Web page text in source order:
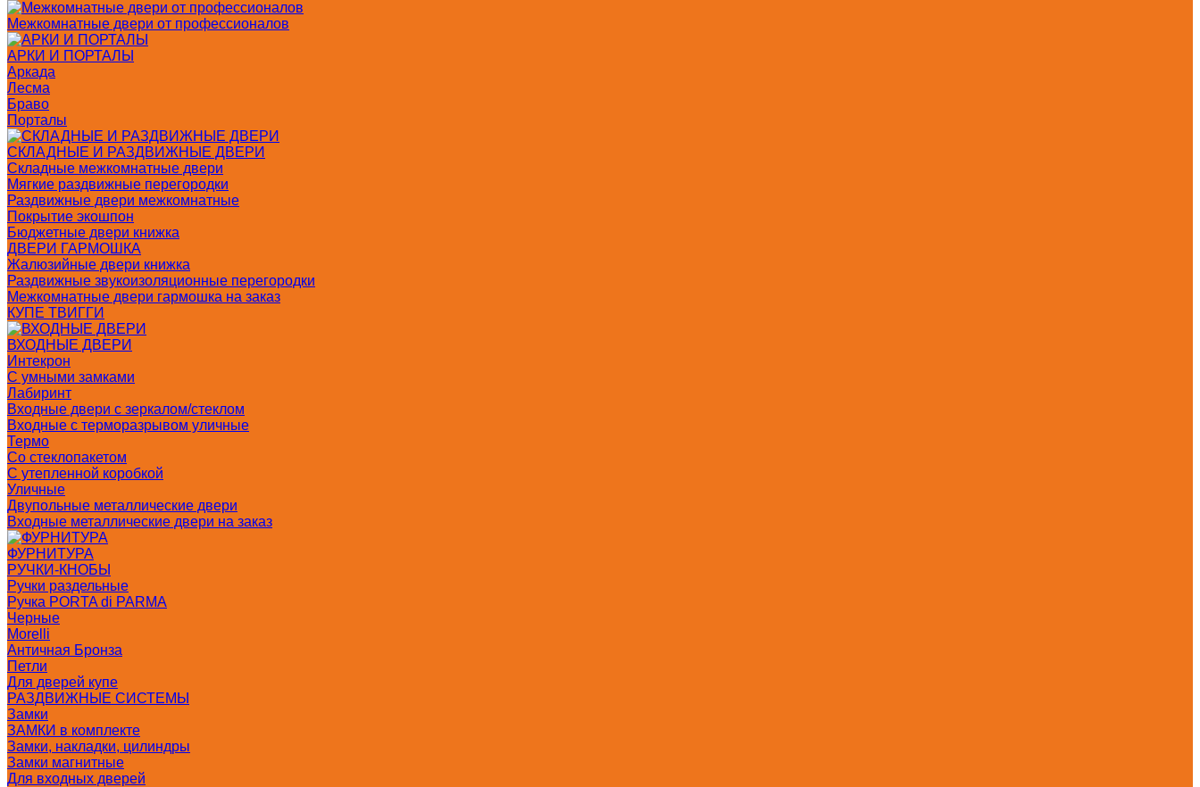
Межкомнатные двери от профессионалов
АРКИ И ПОРТАЛЫ
Аркада
Лесма
Браво
Порталы
СКЛАДНЫЕ И РАЗДВИЖНЫЕ ДВЕРИ
Складные межкомнатные двери
Мягкие раздвижные перегородки
Раздвижные двери межкомнатные
Покрытие экошпон
Бюджетные двери книжка
ДВЕРИ ГАРМОШКА
Жалюзийные двери книжка
Раздвижные звукоизоляционные перегородки
Межкомнатные двери гармошка на заказ
КУПЕ ТВИГГИ
ВХОДНЫЕ ДВЕРИ
Интекрон
С умными замками
Лабиринт
Входные двери с зеркалом/стеклом
Входные с терморазрывом уличные
Термо
Со стеклопакетом
С утепленной коробкой
Уличные
Двупольные металлические двери
Входные металлические двери на заказ
ФУРНИТУРА
РУЧКИ-КНОБЫ
Ручки раздельные
Ручка PORTA di PARMA
Черные
Morelli
Античная Бронза
Петли
Для дверей купе
РАЗДВИЖНЫЕ СИСТЕМЫ
Замки
ЗАМКИ в комплекте
Замки, накладки, цилиндры
Замки магнитные
Для входных дверей